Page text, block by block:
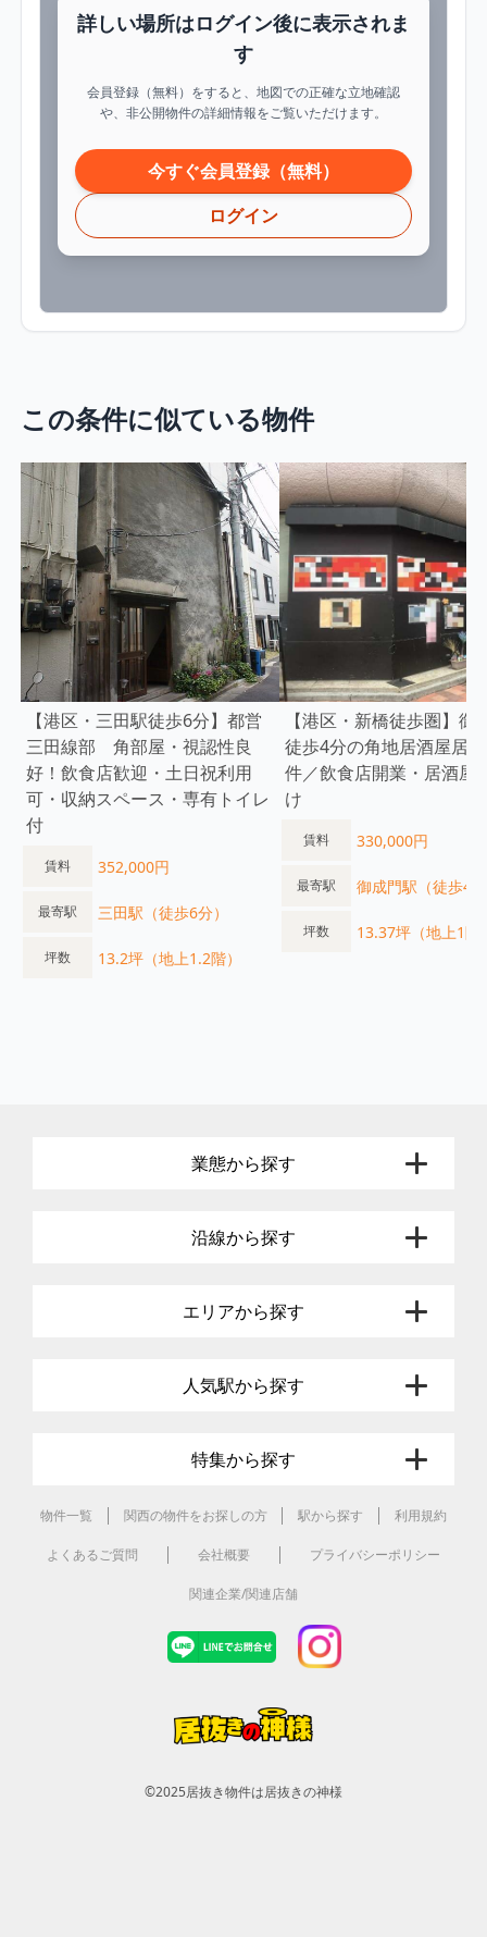
詳しい場所はログイン後に表示されま
す
会員登録（無料）をすると、地図での正確な立地確認
や、非公開物件の詳細情報をご覧いただけます。
今すぐ会員登録（無料）
ログイン
この条件に似ている物件
【港区・三田駅徒歩6分】都営
三⽥線部 角部屋・視認性良
好！飲食店歓迎・土日祝利用
可・収納スペース・専有トイレ
付
賃料 352,000円
最寄駅 三田駅（徒歩6分）
坪数 13.2坪（地上1.2階）
【港区・新橋徒歩圏】御
徒歩4分の角地居酒屋居
件／飲食店開業・居酒屋
け
賃料 330,000円
最寄駅 御成門駅（徒歩4
坪数 13.37坪（地上1階
業態から探す
沿線から探す
エリアから探す
人気駅から探す
特集から探す
物件一覧 関西の物件をお探しの方 駅から探す 利用規約
よくあるご質問 会社概要 プライバシーポリシー
関連企業/関連店舗
©2025居抜き物件は居抜きの神様